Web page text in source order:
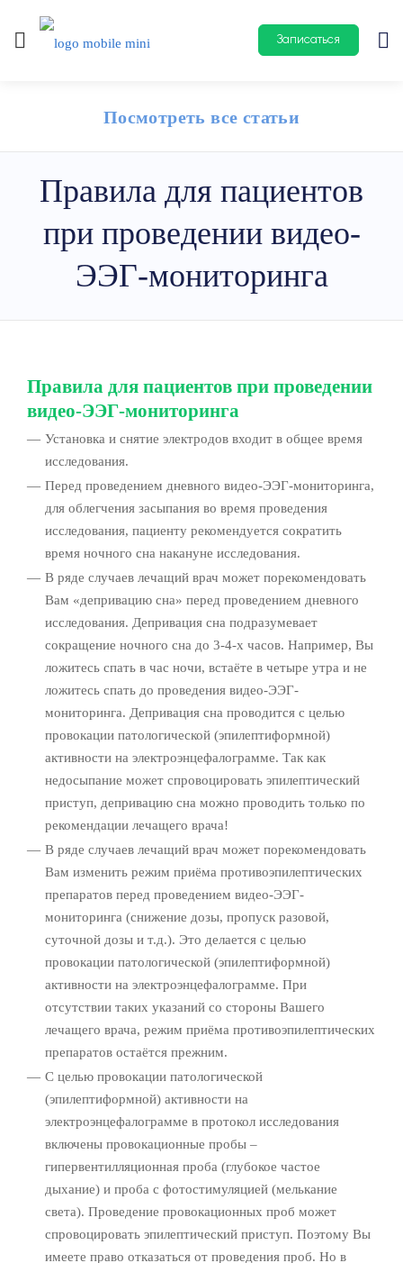
Записаться
Посмотреть все статьи
Правила для пациентов
при проведении видео-
ЭЭГ-мониторинга
Правила для пациентов при проведении
видео-ЭЭГ-мониторинга
Установка и снятие электродов входит в общее время
исследования.
Перед проведением дневного видео-ЭЭГ-мониторинга,
для облегчения засыпания во время проведения
исследования, пациенту рекомендуется сократить
время ночного сна накануне исследования.
В ряде случаев лечащий врач может порекомендовать
Вам «депривацию сна» перед проведением дневного
исследования. Депривация сна подразумевает
сокращение ночного сна до 3-4-х часов. Например, Вы
ложитесь спать в час ночи, встаёте в четыре утра и не
ложитесь спать до проведения видео-ЭЭГ-
мониторинга. Депривация сна проводится с целью
провокации патологической (эпилептиформной)
активности на электроэнцефалограмме. Так как
недосыпание может спровоцировать эпилептический
приступ, депривацию сна можно проводить только по
рекомендации лечащего врача!
В ряде случаев лечащий врач может порекомендовать
Вам изменить режим приёма противоэпилептических
препаратов перед проведением видео-ЭЭГ-
мониторинга (снижение дозы, пропуск разовой,
суточной дозы и т.д.). Это делается с целью
провокации патологической (эпилептиформной)
активности на электроэнцефалограмме. При
отсутствии таких указаний со стороны Вашего
лечащего врача, режим приёма противоэпилептических
препаратов остаётся прежним.
С целью провокации патологической
(эпилептиформной) активности на
электроэнцефалограмме в протокол исследования
включены провокационные пробы –
гипервентилляционная проба (глубокое частое
дыхание) и проба с фотостимуляцией (мелькание
света). Проведение провокационных проб может
спровоцировать эпилептический приступ. Поэтому Вы
имеете право отказаться от проведения проб. Но в